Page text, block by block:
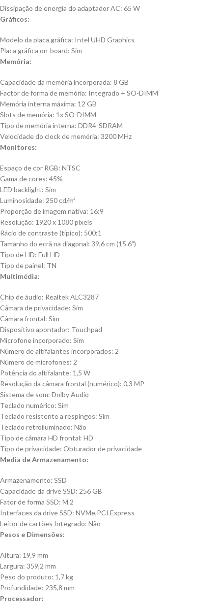
Dissipação de energia do adaptador AC: 65 W
Gráficos:
Modelo da placa gráfica: Intel UHD Graphics
Placa gráfica on-board: Sim
Memória:
Capacidade da memória incorporada: 8 GB
Factor de forma de memória: Integrado + SO-DIMM
Memória interna máxima: 12 GB
Slots de memória: 1x SO-DIMM
Tipo de memória interna: DDR4-SDRAM
Velocidade do clock de memória: 3200 MHz
Monitores:
Espaço de cor RGB: NTSC
Gama de cores: 45%
LED backlight: Sim
Luminosidade: 250 cd/m²
Proporção de imagem nativa: 16:9
Resolução: 1920 x 1080 pixels
Rácio de contraste (típico): 500:1
Tamanho do ecrã na diagonal: 39,6 cm (15.6″)
Tipo de HD: Full HD
Tipo de painel: TN
Multimédia:
Chip de áudio: Realtek ALC3287
Câmara de privacidade: Sim
Câmara frontal: Sim
Dispositivo apontador: Touchpad
Microfone incorporado: Sim
Número de altifalantes incorporados: 2
Número de microfones: 2
Potência do altifalante: 1,5 W
Resolução da câmara frontal (numérico): 0,3 MP
Sistema de som: Dolby Audio
Teclado numérico: Sim
Teclado resistente a respingos: Sim
Teclado retroiluminado: Não
Tipo de câmara HD frontal: HD
Tipo de privacidade: Obturador de privacidade
Media de Armazenamento:
Armazenamento: SSD
Capacidade da drive SSD: 256 GB
Fator de forma SSD: M.2
Interfaces da drive SSD: NVMe,PCI Express
Leitor de cartões Integrado: Não
Pesos e Dimensões:
Altura: 19,9 mm
Largura: 359,2 mm
Peso do produto: 1,7 kg
Profundidade: 235,8 mm
Processador: